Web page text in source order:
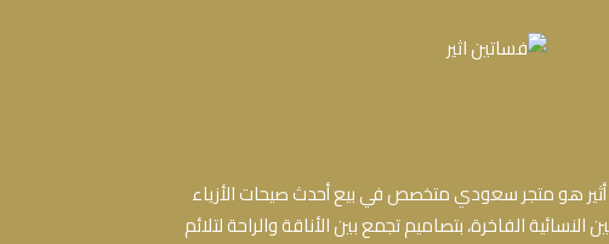
هو متجر سعودي متخصص في بيع أحدث صيحات الأزياء
النسائية الفاخرة، بتصاميم تجمع بين الأناقة والراحة لتلائم